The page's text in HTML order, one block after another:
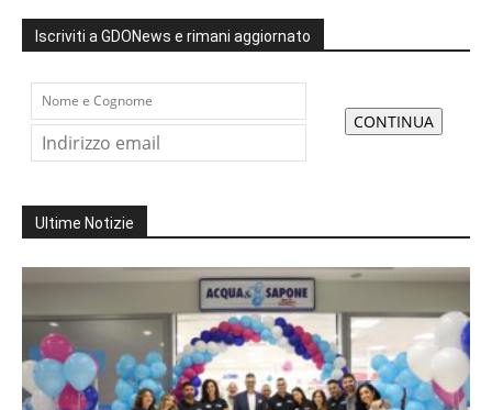
Iscriviti a GDONews e rimani aggiornato
Ultime Notizie